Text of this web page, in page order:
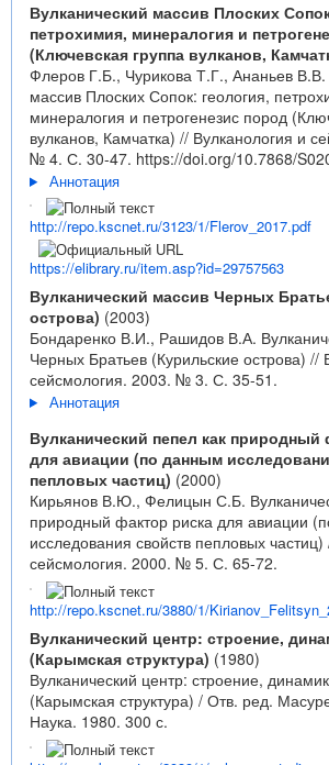
Вулканический массив Плоских
петрохимия, минералогия и
(Ключевская группа вулканов,
Флеров Г.Б., Чурикова Т.Г., Ананьев В.В.
массив Плоских Сопок: геология,
минералогия и петрогенезис пород
вулканов, Камчатка) // Вулканология и
№ 4. С. 30-47. https://doi.org/10.7868/
Аннотация
http://repo.kscnet.ru/3123/1/Flerov_2017.pdf
https://elibrary.ru/item.asp?id=29757563
Вулканический массив Черных
острова) (2003)
Бондаренко В.И., Рашидов В.А.
Черных Братьев (Курильские острова) //
сейсмология. 2003. № 3. С. 35-51.
Аннотация
Вулканический пепел как природный
для авиации (по данным
пепловых частиц) (2000)
Кирьянов В.Ю., Фелицын С.Б.
природный фактор риска для авиации
исследования свойств пепловых
сейсмология. 2000. № 5. С. 65-72.
http://repo.kscnet.ru/3880/1/
Вулканический центр: строение,
(Карымская структура) (1980)
Вулканический центр: строение,
(Карымская структура) / Отв. ред.
Наука. 1980. 300 с.